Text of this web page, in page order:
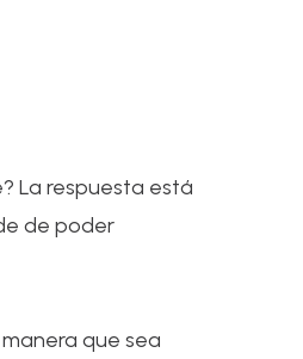
La respuesta está
de poder
que sea